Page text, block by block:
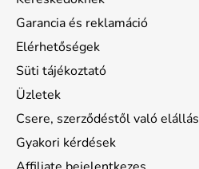
Garancia és reklamáció
Elérhetőségek
Süti tájékoztató
Üzletek
Csere, szerződéstől való elállás
Gyakori kérdések